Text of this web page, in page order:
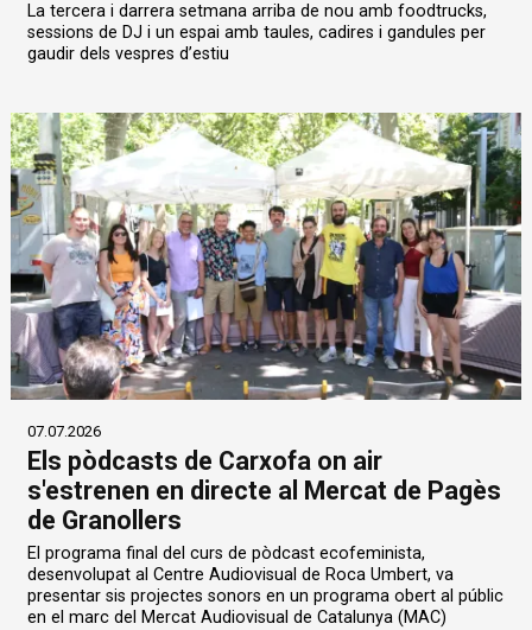
La tercera i darrera setmana arriba de nou amb foodtrucks,
sessions de DJ i un espai amb taules, cadires i gandules per
gaudir dels vespres d’estiu
07.07.2026
Els pòdcasts de Carxofa on air
s'estrenen en directe al Mercat de Pagès
de Granollers
El programa final del curs de pòdcast ecofeminista,
desenvolupat al Centre Audiovisual de Roca Umbert, va
presentar sis projectes sonors en un programa obert al públic
en el marc del Mercat Audiovisual de Catalunya (MAC)